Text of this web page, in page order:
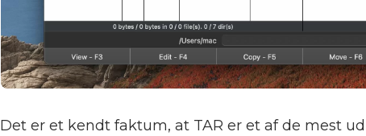
Det er et kendt faktum, at TAR er et af de mest